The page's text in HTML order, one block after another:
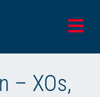
– XOs,